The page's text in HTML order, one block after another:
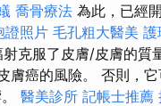
喬骨療法 為此，已經
證照片 毛孔粗大醫美 護
克服了皮膚/皮膚的質
膚癌的風險。 否則，
醫美診所 記帳士推薦